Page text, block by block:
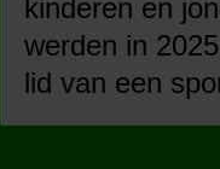
kinderen en
werden in
lid van een